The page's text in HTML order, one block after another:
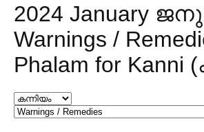
2024 January
Warnings /
Phalam for Kanni